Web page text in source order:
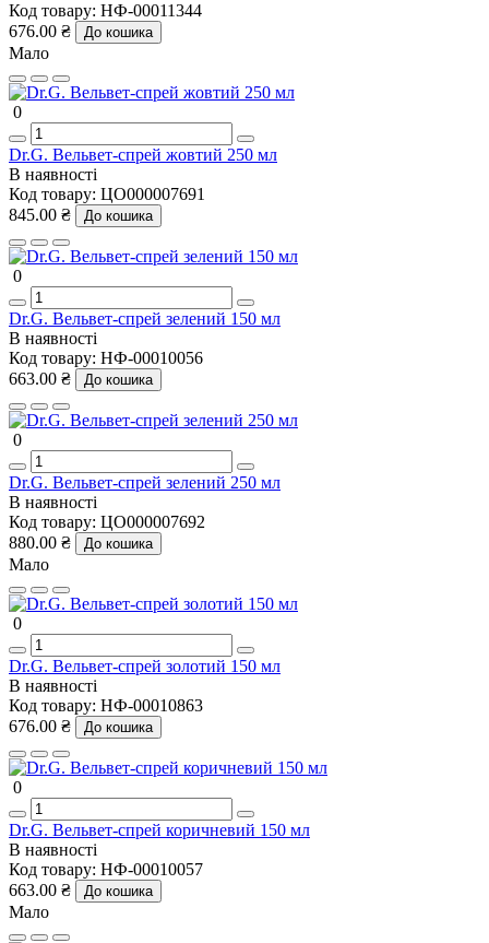
Код товару: НФ-00011344
676.00 ₴
До кошика
Мало
0
Dr.G. Вельвет-спрей жовтий 250 мл
В наявності
Код товару: ЦО000007691
845.00 ₴
До кошика
0
Dr.G. Вельвет-спрей зелений 150 мл
В наявності
Код товару: НФ-00010056
663.00 ₴
До кошика
0
Dr.G. Вельвет-спрей зелений 250 мл
В наявності
Код товару: ЦО000007692
880.00 ₴
До кошика
Мало
0
Dr.G. Вельвет-спрей золотий 150 мл
В наявності
Код товару: НФ-00010863
676.00 ₴
До кошика
0
Dr.G. Вельвет-спрей коричневий 150 мл
В наявності
Код товару: НФ-00010057
663.00 ₴
До кошика
Мало